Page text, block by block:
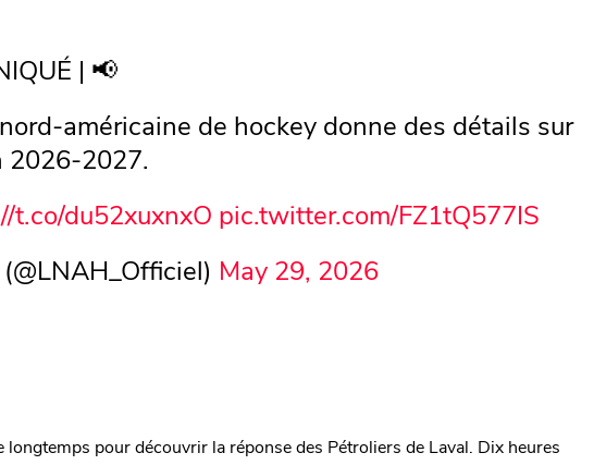
| 📢
américaine de hockey donne des détails sur
2026-2027.
t.co/du52xuxnxO pic.twitter.com/FZ1tQ577IS
May 29, 2026
longtemps pour découvrir la réponse des Pétroliers de Laval. Dix heures